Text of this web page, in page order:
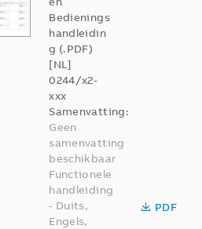
Bedienings
handleidin
g (.PDF)
[NL]
0244/x2-
xxx
Samenvatting:
Geen
samenvatting
beschikbaar
Functionele
handleiding
- Duits,
Engels,
PDF